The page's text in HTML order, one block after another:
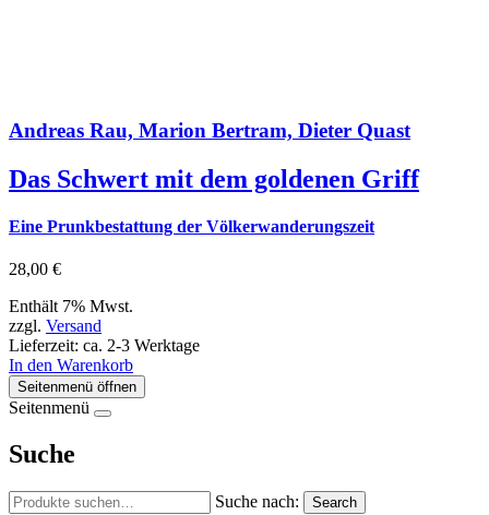
Andreas Rau, Marion Bertram, Dieter Quast
Das Schwert mit dem goldenen Griff
Eine Prunkbestattung der Völkerwanderungszeit
28,00 €
Enthält 7% Mwst.
zzgl. Versand
Lieferzeit: ca. 2-3 Werktage
In den Warenkorb
Seitenmenü öffnen
Seitenmenü
Suche
Suche nach: Search